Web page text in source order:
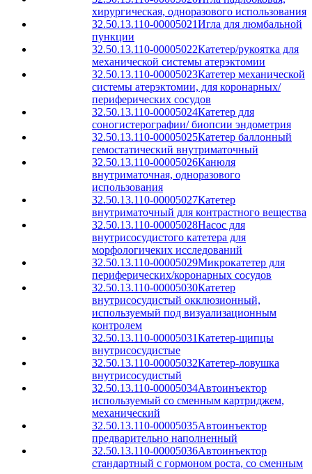
хирургическая, одноразового использования
32.50.13.110-00005021Игла для люмбальной
пункции
32.50.13.110-00005022Катетер/рукоятка для
механической системы атерэктомии
32.50.13.110-00005023Катетер механической
системы атерэктомии, для коронарных/
периферических сосудов
32.50.13.110-00005024Катетер для
соногистерографии/ биопсии эндометрия
32.50.13.110-00005025Катетер баллонный
гемостатический внутриматочный
32.50.13.110-00005026Канюля
внутриматочная, одноразового
использования
32.50.13.110-00005027Катетер
внутриматочный для контрастного вещества
32.50.13.110-00005028Насос для
внутрисосудистого катетера для
морфологичеких исследований
32.50.13.110-00005029Микрокатетер для
периферических/коронарных сосудов
32.50.13.110-00005030Катетер
внутрисосудистый окклюзионный,
используемый под визуализационным
контролем
32.50.13.110-00005031Катетер-щипцы
внутрисосудистые
32.50.13.110-00005032Катетер-ловушка
внутрисосудистый
32.50.13.110-00005034Автоинъектор
используемый со сменным картриджем,
механический
32.50.13.110-00005035Автоинъектор
предварительно наполненный
32.50.13.110-00005036Автоинъектор
стандартный с гормоном роста, со сменным